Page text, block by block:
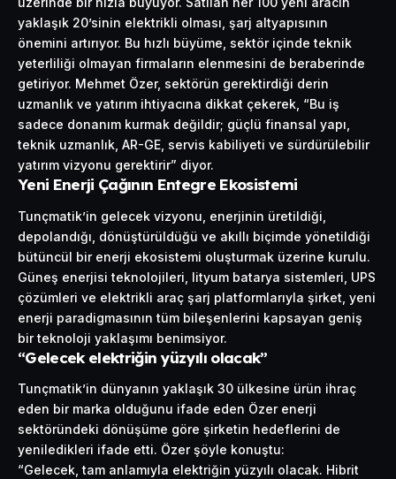
yaklaşık 20’sinin elektrikli olması, şarj altyapısının
önemini artırıyor. Bu hızlı büyüme, sektör içinde teknik
yeterliliği olmayan firmaların elenmesini de beraberinde
getiriyor. Mehmet Özer, sektörün gerektirdiği derin
uzmanlık ve yatırım ihtiyacına dikkat çekerek, “Bu iş
sadece donanım kurmak değildir; güçlü finansal yapı,
teknik uzmanlık, AR-GE, servis kabiliyeti ve sürdürülebilir
yatırım vizyonu gerektirir” diyor.
Yeni Enerji Çağının Entegre Ekosistemi
Tunçmatik’in gelecek vizyonu, enerjinin üretildiği,
depolandığı, dönüştürüldüğü ve akıllı biçimde yönetildiği
bütüncül bir enerji ekosistemi oluşturmak üzerine kurulu.
Güneş enerjisi teknolojileri, lityum batarya sistemleri, UPS
çözümleri ve elektrikli araç şarj platformlarıyla şirket, yeni
enerji paradigmasının tüm bileşenlerini kapsayan geniş
bir teknoloji yaklaşımı benimsiyor.
“Gelecek elektriğin yüzyılı olacak”
Tunçmatik’in dünyanın yaklaşık 30 ülkesine ürün ihraç
eden bir marka olduğunu ifade eden Özer enerji
sektöründeki dönüşüme göre şirketin hedeflerini de
yeniledikleri ifade etti. Özer şöyle konuştu:
“Gelecek, tam anlamıyla elektriğin yüzyılı olacak. Hibrit